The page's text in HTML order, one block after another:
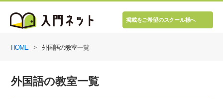
掲載をご希望のスクール様へ
HOME 外国語の教室一覧
外国語の教室一覧